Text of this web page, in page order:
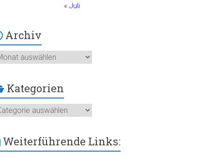
« Juli
Archiv
Kategorien
Weiterführende Links: